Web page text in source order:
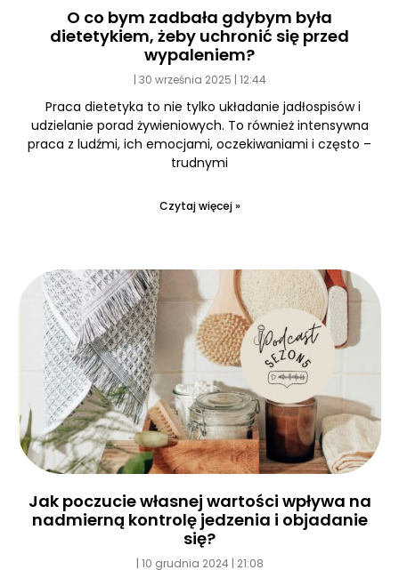
O co bym zadbała gdybym była
dietetykiem, żeby uchronić się przed
wypaleniem?
30 września 2025 12:44
Praca dietetyka to nie tylko układanie jadłospisów i
udzielanie porad żywieniowych. To również intensywna
praca z ludźmi, ich emocjami, oczekiwaniami i często –
trudnymi
Czytaj więcej »
Jak poczucie własnej wartości wpływa na
nadmierną kontrolę jedzenia i objadanie
się?
10 grudnia 2024 21:08